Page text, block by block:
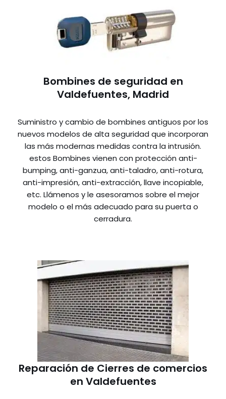
Bombines de seguridad en
Valdefuentes, Madrid
Suministro y cambio de bombines antiguos por los
nuevos modelos de alta seguridad que incorporan
las más modernas medidas contra la intrusión.
estos Bombines vienen con protección anti-
bumping, anti-ganzua, anti-taladro, anti-rotura,
anti-impresión, anti-extracción, llave incopiable,
etc. Llámenos y le asesoramos sobre el mejor
modelo o el más adecuado para su puerta o
cerradura.
Reparación de Cierres de comercios
en Valdefuentes